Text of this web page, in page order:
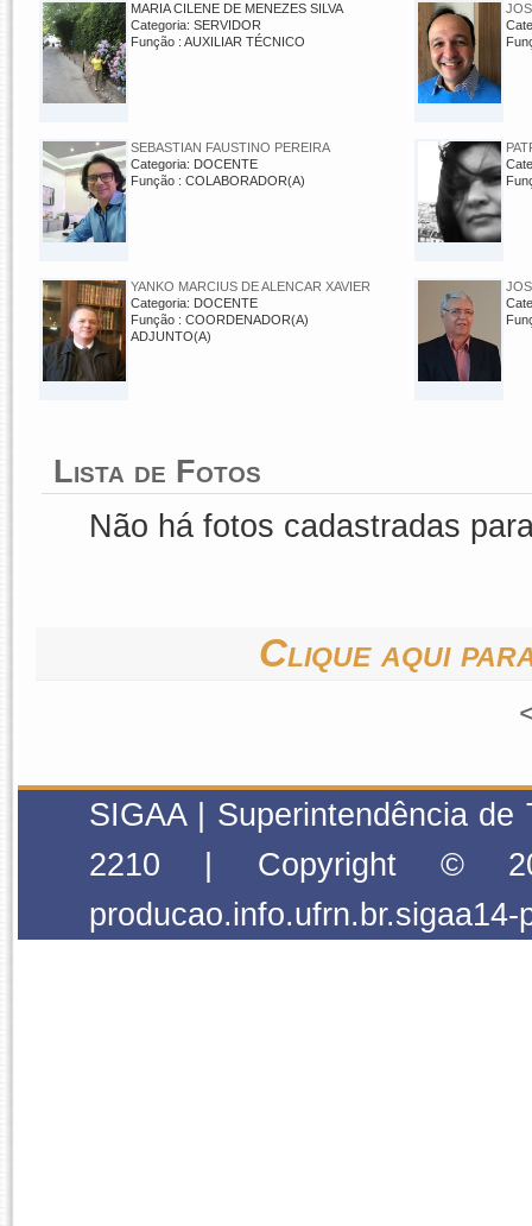
MARIA CILENE DE MENEZES SILVA
Categoria: SERVIDOR
Função : AUXILIAR TÉCNICO
SEBASTIAN FAUSTINO PEREIRA
Categoria: DOCENTE
Função : COLABORADOR(A)
YANKO MARCIUS DE ALENCAR XAVIER
Categoria: DOCENTE
Função : COORDENADOR(A)
ADJUNTO(A)
Lista de Fotos
Não há fotos cadastradas
Clique aqui
SIGAA | Superintendência
2210 | Copyright ©